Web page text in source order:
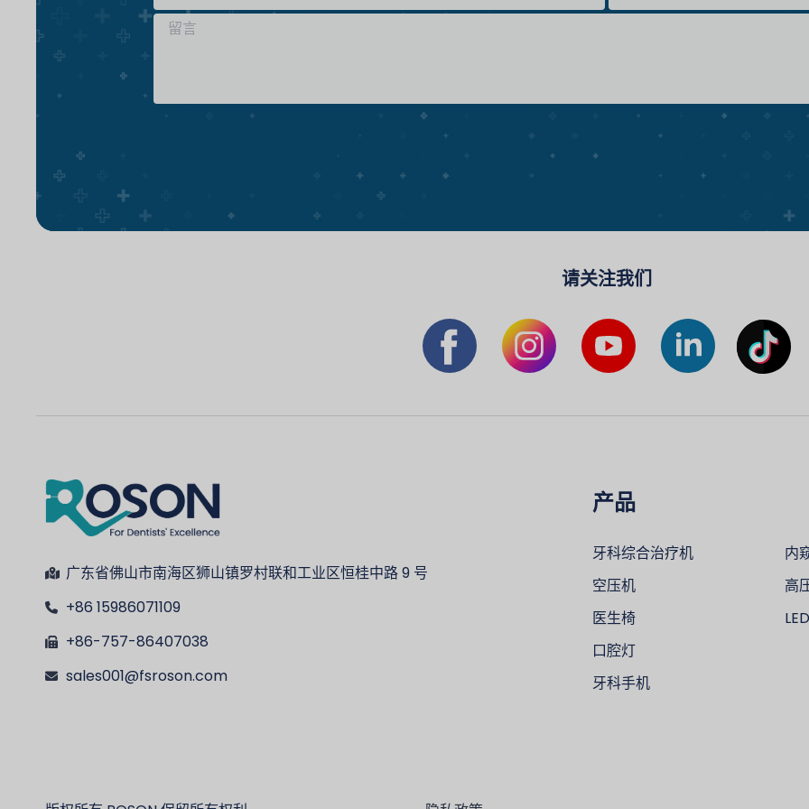
请关注我们
广东省佛山市南海区狮山镇罗村联和工业区恒桂中路 9 号
+86 15986071109
+86-757-86407038
sales001@fsroson.com
产品
牙科综合治疗机
空压机
医生椅
口腔灯
牙科手机
内
高